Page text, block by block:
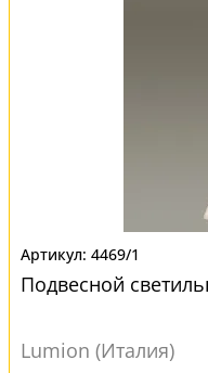
4469/1
Подвесной
Lumion (Италия)